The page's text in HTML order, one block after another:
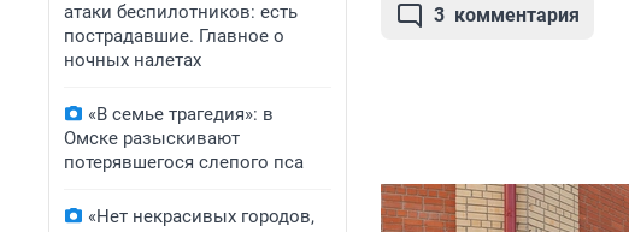
атаки беспилотников: есть
пострадавшие. Главное о
ночных налетах
«В семье трагедия»: в
Омске разыскивают
потерявшегося слепого пса
«Нет некрасивых городов,
3 комментария